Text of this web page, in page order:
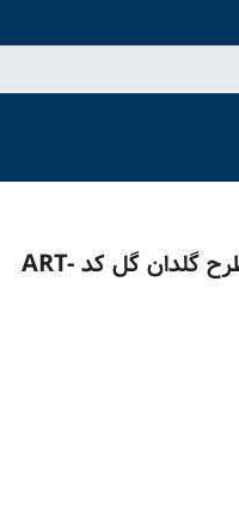
تابلو بوم چاپی لاویا طرح گلدان گل کد ART-